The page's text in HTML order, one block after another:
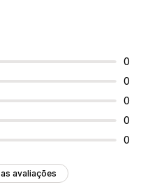
0
0
0
0
0
avaliações